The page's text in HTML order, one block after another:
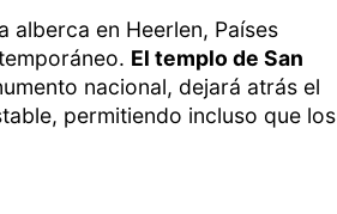
alberca en Heerlen, Países
El templo de San
nacional, dejará atrás el
permitiendo incluso que los